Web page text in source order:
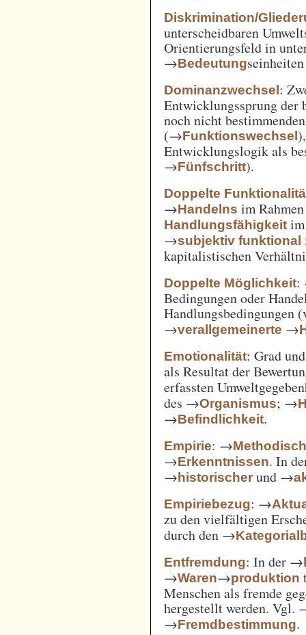
Diskrimination/
unterscheidbaren
Orientierungsfeld in
→Bedeutung
Dominanzwechsel:
Entwicklungssprung der
noch nicht
(→Funktionswechsel
Entwicklungslogik als
→Fünfschritt).
Doppelte
→Handelns im
Handlungsfähigkeit
→subjektiv funktional
kapitalistischen
Doppelte Möglichkeit:
Bedingungen oder
Handlungsbedingungen
→verallgemeinerte →
Emotionalität: Grad
als Resultat der
erfassten
des →Organismus; →
→Befindlichkeit.
Empirie: →
→Erkenntnissen. In
→historischer und →
Empiriebezug: →
zu den vielfältigen
durch den →
Entfremdung: In der →
→Waren→produktion
Menschen als fremde
hergestellt werden. Vgl.
→Fremdbestimmung.